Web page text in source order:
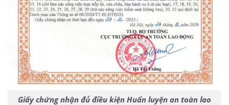
Giấy chứng nhận đủ điều kiện Huấn luyện an toàn lao